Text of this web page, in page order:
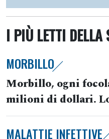
I PIÙ LETTI DELLA
MORBILLO
Morbillo, ogni
milioni di dollari.
MALATTIE INFETTIVE